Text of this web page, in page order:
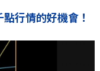
行情的好機會！